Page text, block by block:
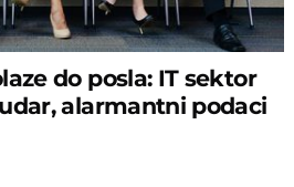
do posla: IT sektor
alarmantni podaci